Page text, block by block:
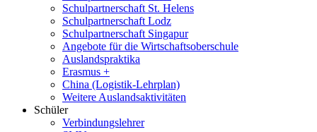
Schulpartnerschaft St. Helens
Schulpartnerschaft Lodz
Schulpartnerschaft Singapur
Angebote für die Wirtschaftsoberschule
Auslandspraktika
Erasmus +
China (Logistik-Lehrplan)
Weitere Auslandsaktivitäten
Schüler
Verbindungslehrer